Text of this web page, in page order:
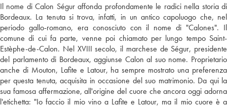
Il nome di Calon Ségur affonda profondamente le radici nella storia di
Bordeaux. La tenuta si trova, infatti, in un antico capoluogo che, nel
periodo gallo-romano, era conosciuto con il nome di "Calones". Il
comune di cui fa parte, venne poi chiamato per lungo tempo Saint-
Estèphe-de-Calon. Nel XVIII secolo, il marchese de Ségur, presidente
del parlamento di Bordeaux, aggiunse Calon al suo nome. Proprietario
anche di Mouton, Lafite e Latour, ha sempre mostrato una preferenza
per questa tenuta, acquisita in occasione del suo matrimonio. Da qui la
sua famosa affermazione, all'origine del cuore che ancora oggi adorna
l'etichetta: "Io faccio il mio vino a Lafite e Latour, ma il mio cuore è a